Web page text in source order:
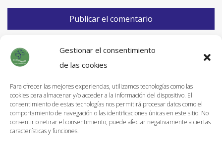
Gestionar el consentimiento
de las cookies
Para ofrecer las mejores experiencias, utilizamos tecnologías como las
cookies para almacenar y/o acceder a la información del dispositivo. El
consentimiento de estas tecnologías nos permitirá procesar datos como el
comportamiento de navegación o las identificaciones únicas en este sitio. No
consentir o retirar el consentimiento, puede afectar negativamente a ciertas
características y funciones.
Información de Envíos
Política de devoluciones